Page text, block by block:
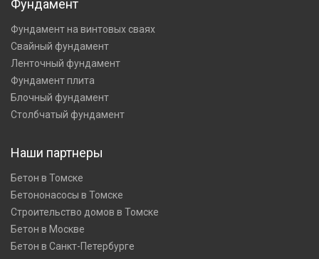
Фундамент
Фундамент на винтовых сваях
Свайный фундамент
Ленточный фундамент
Фундамент плита
Блочный фундамент
Столбчатый фундамент
Наши партнеры
Бетон в Томске
Бетононасосы в Томске
Строительство домов в Томске
Бетон в Москве
Бетон в Санкт-Петербурге